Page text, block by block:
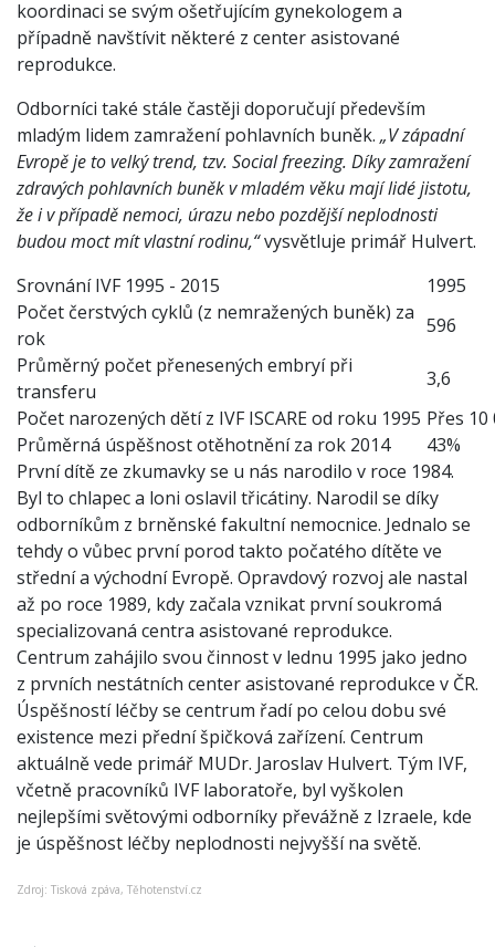
koordinaci se svým ošetřujícím gynekologem a
případně navštívit některé z center asistované
reprodukce.
Odborníci také stále častěji doporučují především
mladým lidem zamražení pohlavních buněk. „V západní
Evropě je to velký trend, tzv. Social freezing. Díky zamražení
zdravých pohlavních buněk v mladém věku mají lidé jistotu,
že i v případě nemoci, úrazu nebo pozdější neplodnosti
budou moct mít vlastní rodinu,“vysvětluje primář Hulvert.
Srovnání IVF 1995 - 2015
1995
Počet čerstvých cyklů (z nemražených buněk) za
rok
596
Průměrný počet přenesených embryí při
transferu
3,6
Počet narozených dětí z IVF ISCARE od roku 1995 Přes 10
Průměrná úspěšnost otěhotnění za rok 2014
43%
První dítě ze zkumavky se u nás narodilo v roce 1984.
Byl to chlapec a loni oslavil třicátiny. Narodil se díky
odborníkům z brněnské fakultní nemocnice. Jednalo se
tehdy o vůbec první porod takto počatého dítěte ve
střední a východní Evropě. Opravdový rozvoj ale nastal
až po roce 1989, kdy začala vznikat první soukromá
specializovaná centra asistované reprodukce.
Centrum zahájilo svou činnost v lednu 1995 jako jedno
z prvních nestátních center asistované reprodukce v ČR.
Úspěšností léčby se centrum řadí po celou dobu své
existence mezi přední špičková zařízení. Centrum
aktuálně vede primář MUDr. Jaroslav Hulvert. Tým IVF,
včetně pracovníků IVF laboratoře, byl vyškolen
nejlepšími světovými odborníky převážně z Izraele, kde
je úspěšnost léčby neplodnosti nejvyšší na světě.
Zdroj: Tisková zpáva, Těhotenství.cz